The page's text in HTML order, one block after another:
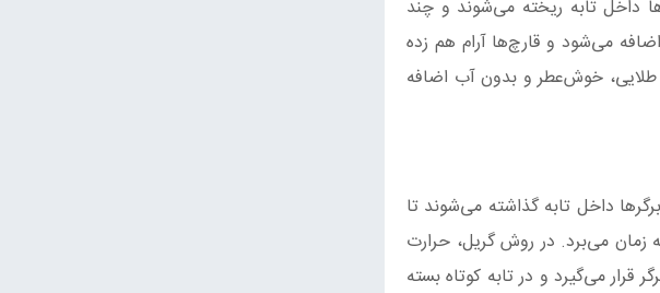
داخل تابه ریخته می‌شوند و چند
می‌شود و قارچ‌ها آرام هم زده
طلایی، خوش‌عطر و بدون آب اضافه
داخل تابه گذاشته می‌شوند تا
می‌برد. در روش گریل، حرارت
قرار می‌گیرد و در تابه کوتاه بسته